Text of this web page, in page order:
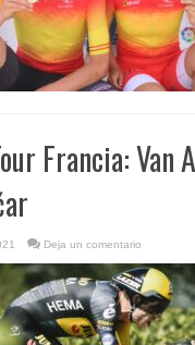
Francia: Van
Deja un comentario